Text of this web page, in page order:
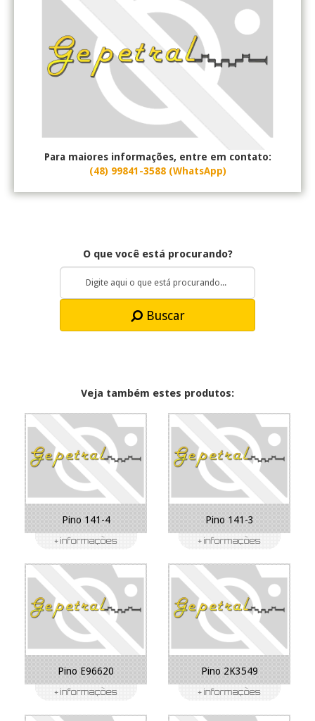
Para maiores informações, entre em contato:
(48) 99841-3588 (WhatsApp)
O que você está procurando?
Buscar
Veja também estes produtos:
Pino 141-4 Pino 141-3
Pino E96620 Pino 2K3549